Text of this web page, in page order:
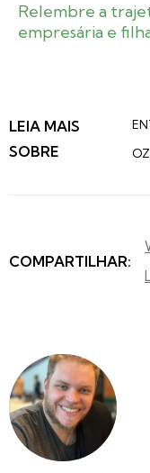
Relembre a
empresária e
LEIA MAIS
SOBRE
COMPARTILHAR: